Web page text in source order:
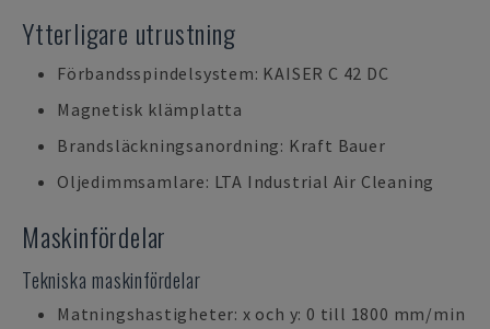
Ytterligare utrustning
Förbandsspindelsystem: KAISER C 42 DC
Magnetisk klämplatta
Brandsläckningsanordning: Kraft Bauer
Oljedimmsamlare: LTA Industrial Air Cleaning
Maskinfördelar
Tekniska maskinfördelar
Matningshastigheter: x och y: 0 till 1800 mm/min